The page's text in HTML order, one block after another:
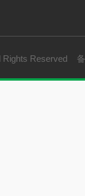
Rights Reserved